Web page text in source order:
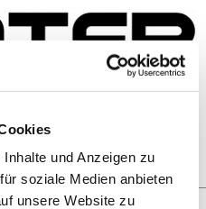
und Anzeigen zu
soziale Medien anbieten
unsere Website zu